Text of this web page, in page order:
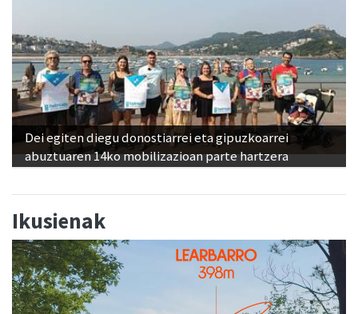
Dei egiten diegu donostiarrei eta gipuzkoarrei
abuztuaren 14ko mobilizazioan parte hartzera
Ikusienak